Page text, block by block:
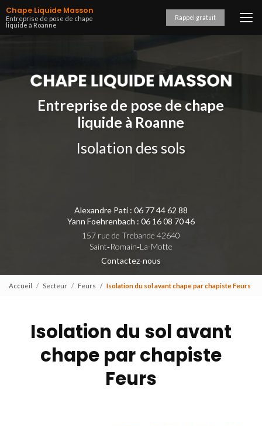
Aller
au
contenu
Chape Liquide Masson
Entreprise de pose de chape
liquide à Roanne
Rappel gratuit
Entreprise de pose de chape
liquide à Roanne
Isolation des sols
Alexandre Pati : 06 77 44 62 88
Yann Foehrenbach : 06 16 08 70 46
157 rue de Trebande 42640
Saint‑Romain‑La-Motte
Contactez-nous
Accueil Secteur Feurs Isolation du sol avant chape par chapiste Feurs
Isolation du sol avant
chape par chapiste
Feurs